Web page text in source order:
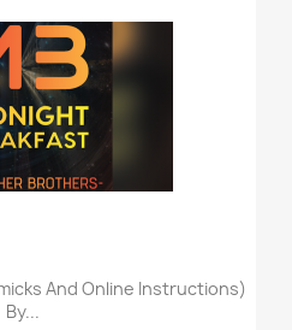
And Online Instructions)
By...